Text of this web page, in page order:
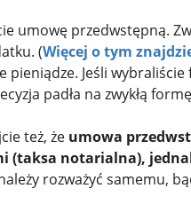
umowę przedwstępną.
(Więcej o tym
pieniądze. Jeśli
padła na zwykłą
też, że umowa
(taksa notarialna),
rozważyć samemu,